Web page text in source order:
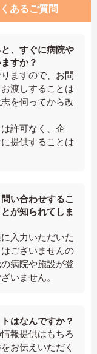
あるご質問
、すぐに病院や
すか？
ますので、お問
渡しすることは
を伺ってから改
許可なく、企
提供することは
い合わせするこ
が知られてしま
入力いただいた
ございませんの
病院や施設が登
いません。
はなんですか？
報提供はもちろ
お伝えいただく